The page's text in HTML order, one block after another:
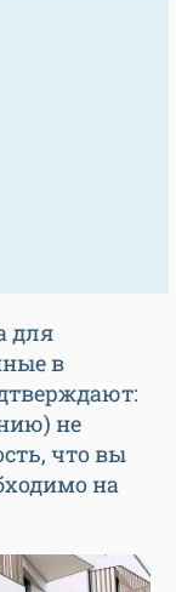
для
в
не
что вы
на